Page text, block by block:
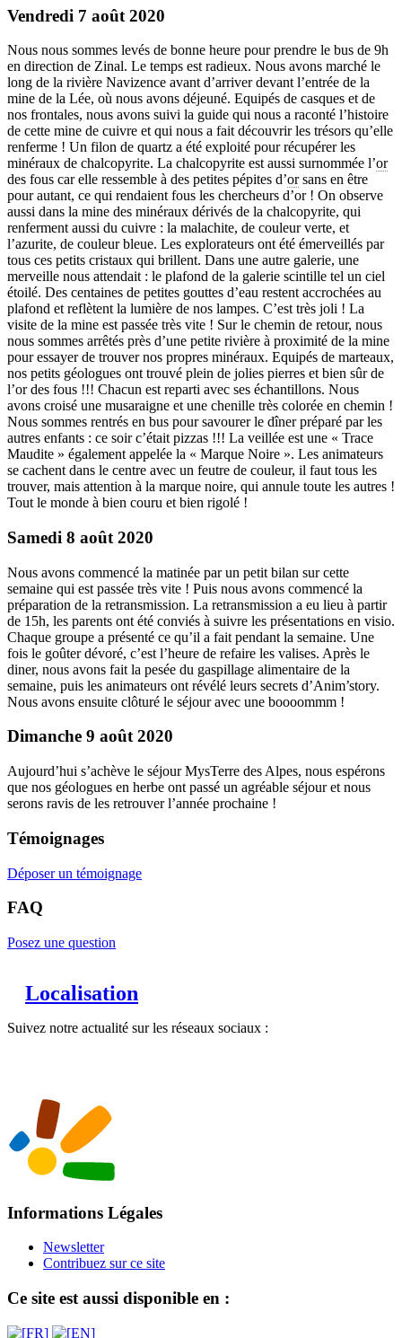
Vendredi 7 août 2020
Nous nous sommes levés de bonne heure pour prendre le bus de 9h
en direction de Zinal. Le temps est radieux. Nous avons marché le
long de la rivière Navizence avant d’arriver devant l’entrée de la
mine de la Lée, où nous avons déjeuné. Equipés de casques et de
nos frontales, nous avons suivi la guide qui nous a raconté l’histoire
de cette mine de cuivre et qui nous a fait découvrir les trésors qu’elle
renferme ! Un filon de quartz a été exploité pour récupérer les
minéraux de chalcopyrite. La chalcopyrite est aussi surnommée l’or
des fous car elle ressemble à des petites pépites d’orsans en être
pour autant, ce qui rendaient fous les chercheurs d’or ! On observe
aussi dans la mine des minéraux dérivés de la chalcopyrite, qui
renferment aussi du cuivre : la malachite, de couleur verte, et
l’azurite, de couleur bleue. Les explorateurs ont été émerveillés par
tous ces petits cristaux qui brillent. Dans une autre galerie, une
merveille nous attendait : le plafond de la galerie scintille tel un ciel
étoilé. Des centaines de petites gouttes d’eau restent accrochées au
plafond et reflètent la lumière de nos lampes. C’est très joli ! La
visite de la mine est passée très vite ! Sur le chemin de retour, nous
nous sommes arrêtés près d’une petite rivière à proximité de la mine
pour essayer de trouver nos propres minéraux. Equipés de marteaux,
nos petits géologues ont trouvé plein de jolies pierres et bien sûr de
l’or des fous !!! Chacun est reparti avec ses échantillons. Nous
avons croisé une musaraigne et une chenille très colorée en chemin !
Nous sommes rentrés en bus pour savourer le dîner préparé par les
autres enfants : ce soir c’était pizzas !!! La veillée est une « Trace
Maudite » également appelée la « Marque Noire ». Les animateurs
se cachent dans le centre avec un feutre de couleur, il faut tous les
trouver, mais attention à la marque noire, qui annule toute les autres !
Tout le monde à bien couru et bien rigolé !
Samedi 8 août 2020
Nous avons commencé la matinée par un petit bilan sur cette
semaine qui est passée très vite ! Puis nous avons commencé la
préparation de la retransmission. La retransmission a eu lieu à partir
de 15h, les parents ont été conviés à suivre les présentations en visio.
Chaque groupe a présenté ce qu’il a fait pendant la semaine. Une
fois le goûter dévoré, c’est l’heure de refaire les valises. Après le
diner, nous avons fait la pesée du gaspillage alimentaire de la
semaine, puis les animateurs ont révélé leurs secrets d’Anim’story.
Nous avons ensuite clôturé le séjour avec une boooommm !
Dimanche 9 août 2020
Aujourd’hui s’achève le séjour MysTerre des Alpes, nous espérons
que nos géologues en herbe ont passé un agréable séjour et nous
serons ravis de les retrouver l’année prochaine !
Témoignages
Déposer un témoignage
FAQ
Posez une question
Localisation
Suivez notre actualité sur les réseaux sociaux :
Informations Légales
Newsletter
Contribuez sur ce site
Ce site est aussi disponible en :